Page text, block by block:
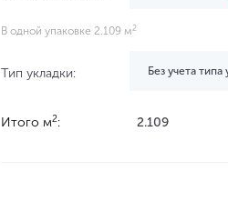
В одной упаковке 2.109 м 2
Тип укладки: Без учета типа
Итого м2: 2.109